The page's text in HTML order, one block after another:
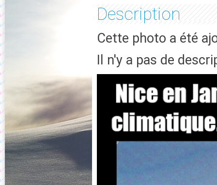
Description
Cette photo a été
Il n'y a pas de